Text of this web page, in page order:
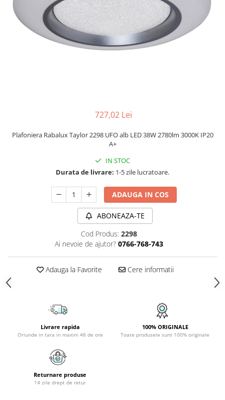
PLAFONIERE MODERNE
VEIOZE MODERNE
LAMPADARE MODERNE
SUSPENSII VINTAGE
PLAFONIERE VINTAGE
ACCESORII & CABLU VINTAGE
SUSPENSII COPII
SPOTURI APLICATE
LAMPI BAIE
LAMPADARE CRISTAL
VEIOZE COPII
727,02 Lei
Plafoniera Rabalux Taylor 2298 UFO alb LED 38W 2780lm 3000K IP20
A+
IN STOC
Durata de livrare: 1-5 zile lucratoare.
ADAUGA IN COS
ABONEAZA-TE
Cod Produs: 2298
Ai nevoie de ajutor? 0766-768-743
Adauga la Favorite Cere informatii
Livrare rapida
Oriunde in tara in maxim 48 de ore
100% ORIGINALE
Toate produsele sunt 100% originale
Returnare produse
14 zile drept de retur